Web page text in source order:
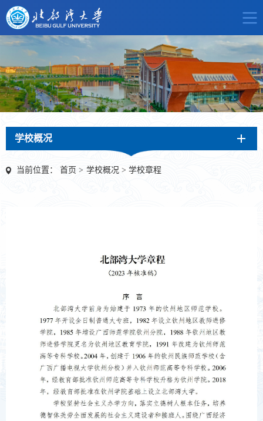
学校概况
当前位置： 首页 > 学校概况 > 学校章程